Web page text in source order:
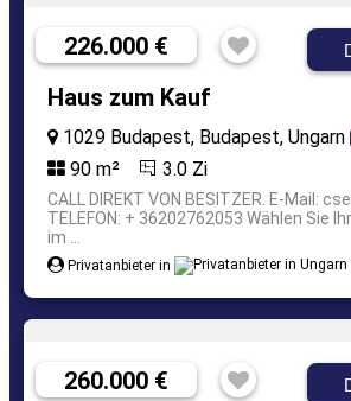
226.000 €
Haus zum Kauf
1029 Budapest, Budapest, Ungarn
90 m² 3.0 Zi
CALL DIREKT VON BESITZER. E-Mail:
TELEFON: + 36202762053 Wählen Sie
im ...
Privatanbieter in
260.000 €